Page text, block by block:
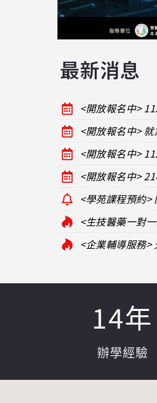
最新消息
<開放報名中>
<開放報名中>
<開放報名中>
<開放報名中>
<學苑課程預約>
<生技醫藥一對
<企業輔導服務>
辦學經驗
14年